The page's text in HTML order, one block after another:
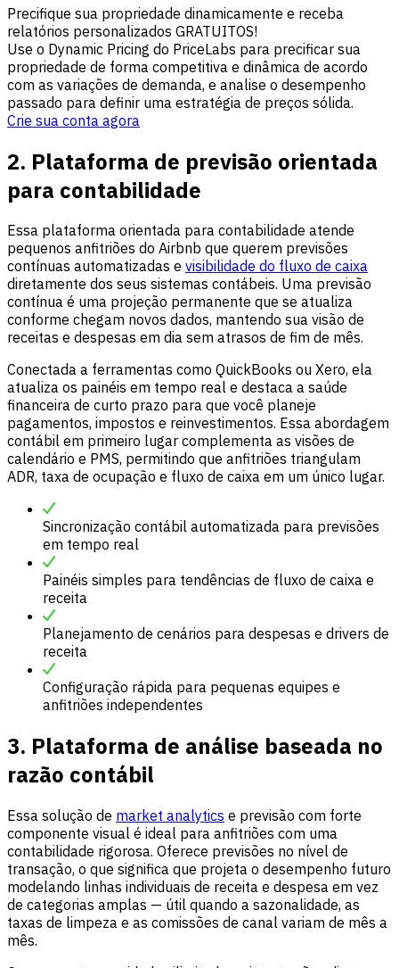
Precifique sua propriedade dinamicamente e receba
relatórios personalizados GRATUITOS!
Use o Dynamic Pricing do PriceLabs para precificar sua
propriedade de forma competitiva e dinâmica de acordo
com as variações de demanda, e analise o desempenho
passado para definir uma estratégia de preços sólida.
Crie sua conta agora
2. Plataforma de previsão orientada
para contabilidade
Essa plataforma orientada para contabilidade atende
pequenos anfitriões do Airbnb que querem previsões
contínuas automatizadas e visibilidade do fluxo de caixa
diretamente dos seus sistemas contábeis. Uma previsão
contínua é uma projeção permanente que se atualiza
conforme chegam novos dados, mantendo sua visão de
receitas e despesas em dia sem atrasos de fim de mês.
Conectada a ferramentas como QuickBooks ou Xero, ela
atualiza os painéis em tempo real e destaca a saúde
financeira de curto prazo para que você planeje
pagamentos, impostos e reinvestimentos. Essa abordagem
contábil em primeiro lugar complementa as visões de
calendário e PMS, permitindo que anfitriões triangulam
ADR, taxa de ocupação e fluxo de caixa em um único lugar.
Sincronização contábil automatizada para previsões
em tempo real
Painéis simples para tendências de fluxo de caixa e
receita
Planejamento de cenários para despesas e drivers de
receita
Configuração rápida para pequenas equipes e
anfitriões independentes
3. Plataforma de análise baseada no
razão contábil
Essa solução de market analytics e previsão com forte
componente visual é ideal para anfitriões com uma
contabilidade rigorosa. Oferece previsões no nível de
transação, o que significa que projeta o desempenho futuro
modelando linhas individuais de receita e despesa em vez
de categorias amplas — útil quando a sazonalidade, as
taxas de limpeza e as comissões de canal variam de mês a
mês.